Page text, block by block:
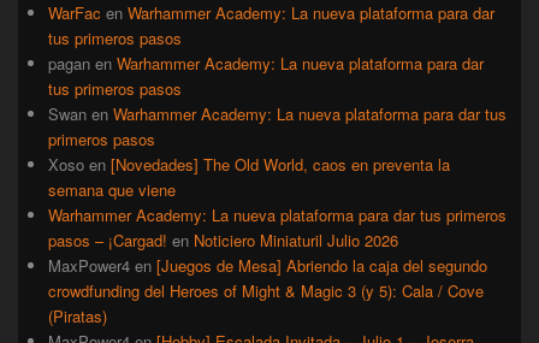
WarFac en Warhammer Academy: La nueva plataforma para dar
tus primeros pasos
pagan en Warhammer Academy: La nueva plataforma para dar
tus primeros pasos
Swan en Warhammer Academy: La nueva plataforma para dar tus
primeros pasos
Xoso en [Novedades] The Old World, caos en preventa la
semana que viene
Warhammer Academy: La nueva plataforma para dar tus primeros
pasos – ¡Cargad! en Noticiero Miniaturil Julio 2026
MaxPower4 en [Juegos de Mesa] Abriendo la caja del segundo
crowdfunding del Heroes of Might & Magic 3 (y 5): Cala / Cove
(Piratas)